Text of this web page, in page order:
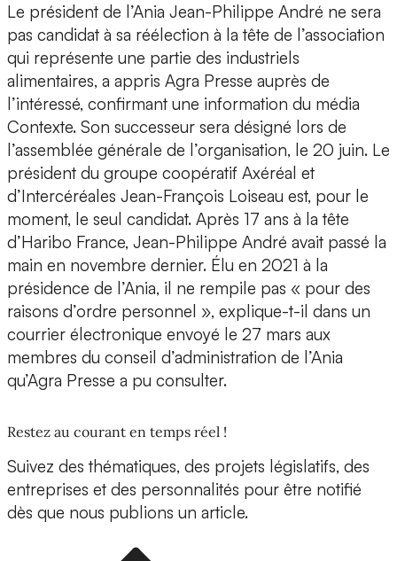
Le président de l’Ania Jean-Philippe André ne sera
pas candidat à sa réélection à la tête de l’association
qui représente une partie des industriels
alimentaires, a appris Agra Presse auprès de
l’intéressé, confirmant une information du média
Contexte. Son successeur sera désigné lors de
l’assemblée générale de l’organisation, le 20 juin. Le
président du groupe coopératif Axéréal et
d’Intercéréales Jean-François Loiseau est, pour le
moment, le seul candidat. Après 17 ans à la tête
d’Haribo France, Jean-Philippe André avait passé la
main en novembre dernier. Élu en 2021 à la
présidence de l’Ania, il ne rempile pas « pour des
raisons d’ordre personnel », explique-t-il dans un
courrier électronique envoyé le 27 mars aux
membres du conseil d’administration de l’Ania
qu’Agra Presse a pu consulter.
Restez au courant en temps réel !
Suivez des thématiques, des projets législatifs, des
entreprises et des personnalités pour être notifié
dès que nous publions un article.